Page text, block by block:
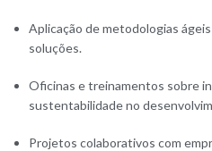
Aplicação de metodologias
soluções.
Oficinas e treinamentos sobre
sustentabilidade no
Projetos colaborativos com